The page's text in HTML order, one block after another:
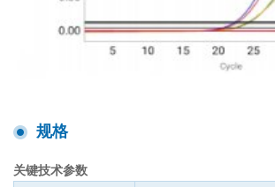
规格
关键技术参数